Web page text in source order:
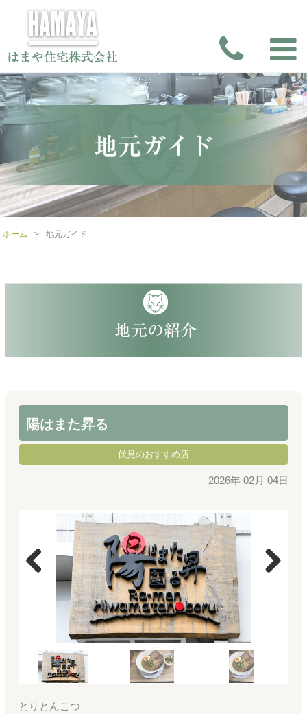
ホーム > 地元ガイド
陽はまた昇る
伏見のおすすめ店
2026年 02月 04日
Previous
とりとんこつ